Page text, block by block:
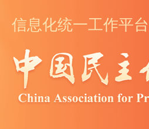
信息化统一工作平台